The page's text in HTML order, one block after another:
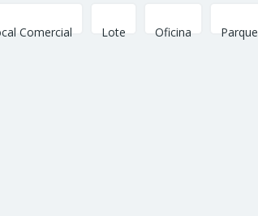
Comercial Lote Oficina